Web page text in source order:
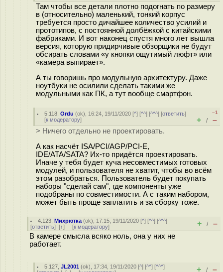
Там чтобы все детали плотно подогнать по размеру
в (относительно) маленький, тонкий корпус
требуется просто дичайшее количество усилий и
прототипов, с постоянной долбёжкой с китайскими
фабриками. И вот наконец спустя много лет вышла
версия, которую придирчивые обзорщики не будут
обсирать словами «у кнопки ощутимый люфт» или
«камера выпирает».
А ты говоришь про модульную архитектуру. Даже
ноутбуки не осилили сделать такими же
модульными как ПК, а тут вообще смартфон.
5.118 ,Ordu (ok), 16:24, 19/11/2020 [^] [^^] [^^^] [ответить]
[к модератору]
–1
+ / –
> Ничего отдельно не проектировать.
А как насчёт ISA/PCI/AGP/PCI-E,
IDE/ATA/SATA? Их-то придётся проектировать.
Иначе у тебя будет куча несовместимых готовых
модулей, и пользователя не хватит, чтобы во всём
этом разобраться. Пользователь будет покупать
наборы "сделай сам", где компоненты уже
подобраны по совместимости. А с таким набором,
может быть проще заплатить и за сборку тоже.
4.123 ,Михрютка (ok), 17:15, 19/11/2020 [^] [^^] [^^^]
[ответить] [↑] [к модератору] + / –
В камере смысла всяко ноль, она у них не
работает.
5.127 ,JL2001 (ok), 17:34, 19/11/2020 [^] [^^] [^^^]
+ / –